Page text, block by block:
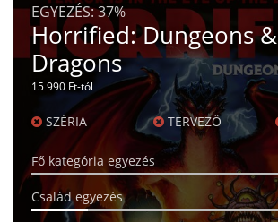
EGYEZÉS:37%
Horrified: Dungeons &
Dragons
15 990 Ft-tól
SZÉRIA TERVEZŐ
Fő kategória egyezés
Család egyezés